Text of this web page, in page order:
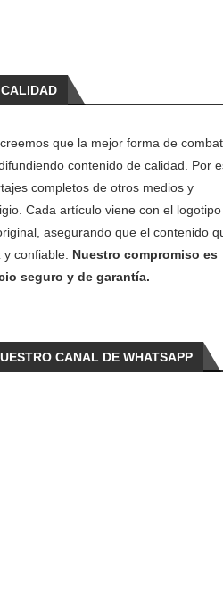
que la mejor forma de
contenido de calidad. Por
completos de otros medios y
Cada artículo viene con el
asegurando que el contenido
confiable. Nuestro compromiso es
seguro y de garantía.
CANAL DE WHATSAPP